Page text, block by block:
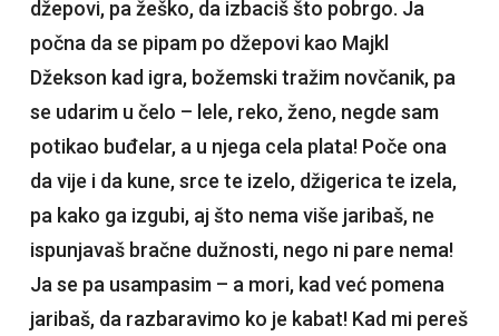
džepovi, pa žeško, da izbaciš što pobrgo. Ja
počna da se pipam po džepovi kao Majkl
Džekson kad igra, božemski tražim novčanik, pa
se udarim u čelo – lele, reko, ženo, negde sam
potikao buđelar, a u njega cela plata! Poče ona
da vije i da kune, srce te izelo, džigerica te izela,
pa kako ga izgubi, aj što nema više jaribaš, ne
ispunjavaš bračne dužnosti, nego ni pare nema!
Ja se pa usampasim – a mori, kad već pomena
jaribaš, da razbaravimo ko je kabat! Kad mi pereš